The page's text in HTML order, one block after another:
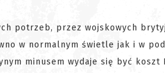
potrzeb, przez wojskowych
w normalnym świetle jak i w
minusem wydaje się być koszt